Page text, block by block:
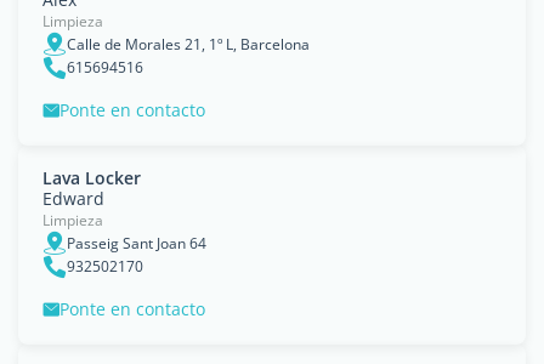
Limpieza
Calle de Morales 21, 1º L, Barcelona
615694516
Ponte en contacto
Lava Locker
Edward
Limpieza
Passeig Sant Joan 64
932502170
Ponte en contacto